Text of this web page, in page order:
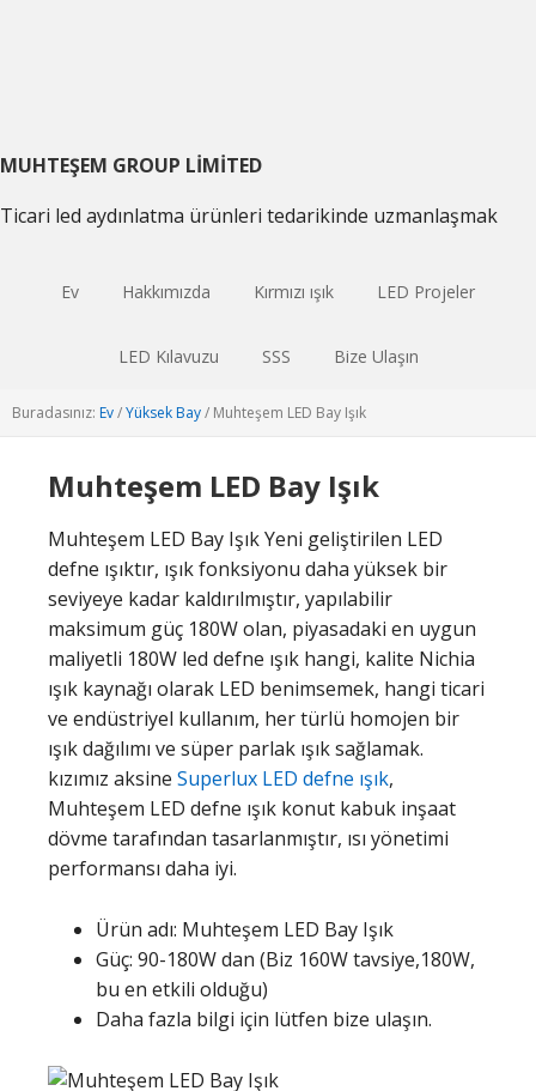
MUHTEŞEM GROUP LIMITED
Ticari led aydınlatma ürünleri tedarikinde uzmanlaşmak
Ev Hakkımızda Kırmızı ışık LED Projeler
LED Kılavuzu SSS Bize Ulaşın
Buradasınız: Ev/Yüksek Bay/ Muhteşem LED Bay Işık
Muhteşem LED Bay Işık
Muhteşem LED Bay Işık Yeni geliştirilen LED
defne ışıktır, ışık fonksiyonu daha yüksek bir
seviyeye kadar kaldırılmıştır, yapılabilir
maksimum güç 180W olan, piyasadaki en uygun
maliyetli 180W led defne ışık hangi, kalite Nichia
ışık kaynağı olarak LED benimsemek, hangi ticari
ve endüstriyel kullanım, her türlü homojen bir
ışık dağılımı ve süper parlak ışık sağlamak.
kızımız aksine Superlux LED defne ışık,
Muhteşem LED defne ışık konut kabuk inşaat
dövme tarafından tasarlanmıştır, ısı yönetimi
performansı daha iyi.
Ürün adı: Muhteşem LED Bay Işık
Güç: 90-180W dan (Biz 160W tavsiye,180W,
bu en etkili olduğu)
Daha fazla bilgi için lütfen bize ulaşın.